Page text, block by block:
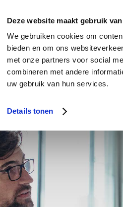
Deze website maakt gebruik
We gebruiken cookies om
bieden en om ons
met onze partners voor social
combineren met andere
uw gebruik van hun services.
Details tonen